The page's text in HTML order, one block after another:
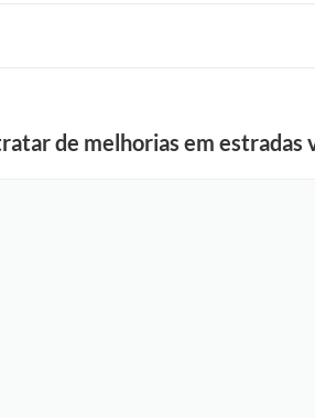
de melhorias em estradas